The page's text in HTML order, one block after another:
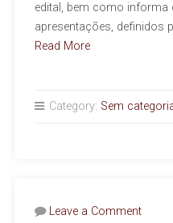
edital, bem como
apresentações, definidos
Read More
Category: Sem
Leave a Comment